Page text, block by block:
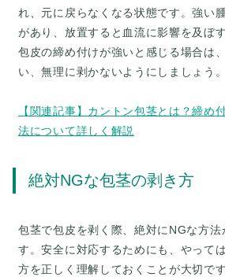
れ、元に戻らなくなる状態です。強い
があり、放置すると血流に影響を及ぼ
包皮の締め付けが強いと感じる場合は
い、無理に剥かないようにしましょう。
【関連記事】カントン包茎とは？締め
法について詳しく解説
絶対NGな包茎の剥き方
包茎で包皮を剥く際、絶対にNGな方法
す。安全に対応するためにも、やって
方を正しく理解しておくことが大切です